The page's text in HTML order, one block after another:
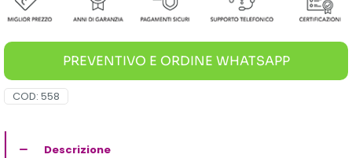
PREVENTIVO E ORDINE WHATSAPP
COD: 558
Descrizione